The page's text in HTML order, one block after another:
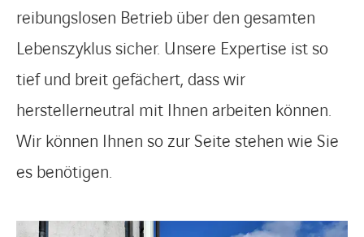
reibungslosen Betrieb über den gesamten
Lebenszyklus sicher. Unsere Expertise ist so
tief und breit gefächert, dass wir
herstellerneutral mit Ihnen arbeiten können.
Wir können Ihnen so zur Seite stehen wie Sie
es benötigen.